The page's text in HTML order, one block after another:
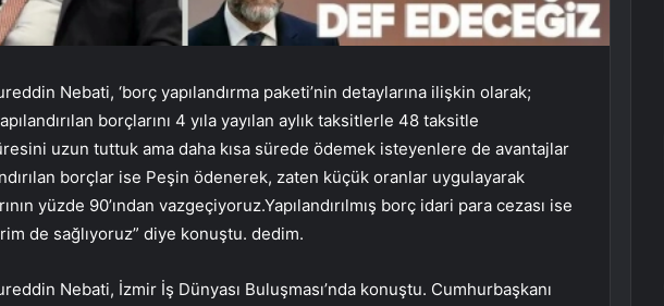
Nebati, ‘borç yapılandırma paketi’nin detaylarına ilişkin olarak;
borçlarını 4 yıla yayılan aylık taksitlerle 48 taksitle
uzun tuttuk ama daha kısa sürede ödemek isteyenlere de avantajlar
borçlar ise Peşin ödenerek, zaten küçük oranlar uygulayarak
yüzde 90’ından vazgeçiyoruz.Yapılandırılmış borç idari para cezası ise
de sağlıyoruz” diye konuştu. dedim.
Nebati, İzmir İş Dünyası Buluşması’nda konuştu. Cumhurbaşkanı